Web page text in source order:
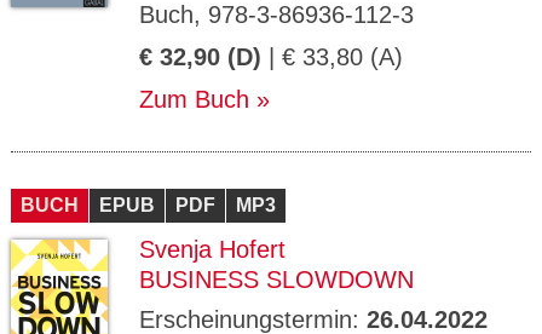
Buch, 978-3-86936-112-3
€ 32,90 (D) | € 33,80 (A)
Zum Buch
BUCH EPUB PDF MP3
Svenja Hofert
BUSINESS SLOWDOWN
Erscheinungstermin: 26.04.2022